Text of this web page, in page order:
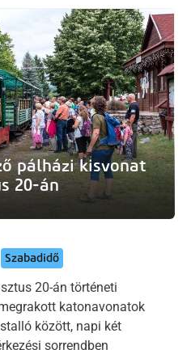
pálházi kisvonat
20-án
Szabadidő
20-án történeti
katonavonatok
között, napi két
sorrendben